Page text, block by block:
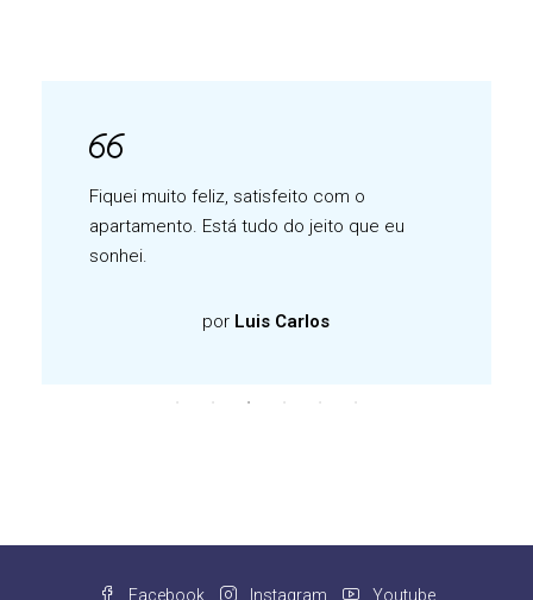
Fiquei muito feliz, satisfeito com o
apartamento. Está tudo do jeito que eu
sonhei.
por Luis Carlos
Facebook Instagram Youtube